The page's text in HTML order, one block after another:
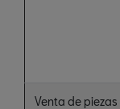
Venta de piezas